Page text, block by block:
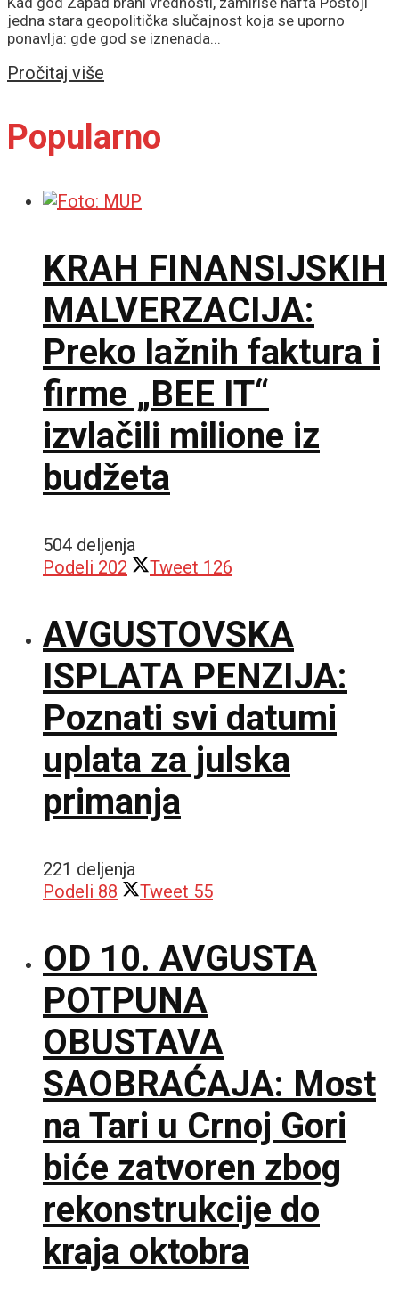
jedna stara geopolitička slučajnost koja se uporno
ponavlja: gde god se iznenada...
Pročitaj više
Popularno
KRAH FINANSIJSKIH
MALVERZACIJA:
Preko lažnih faktura i
firme „BEE IT“
izvlačili milione iz
budžeta
504 deljenja
Podeli 202 Tweet 126
AVGUSTOVSKA
ISPLATA PENZIJA:
Poznati svi datumi
uplata za julska
primanja
221 deljenja
Podeli 88 Tweet 55
OD 10. AVGUSTA
POTPUNA
OBUSTAVA
SAOBRAĆAJA: Most
na Tari u Crnoj Gori
biće zatvoren zbog
rekonstrukcije do
kraja oktobra